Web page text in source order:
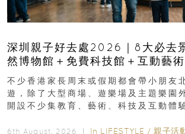
深圳親子好去處2026｜8大必去
然博物館＋免費科技館＋互動藝
齡、交通、門票、開放時間
不少香港家長周末或假期都會帶小朋友
遊，除了大型商場、遊樂場及主題樂園
開設不少集教育、藝術、科技及互動體
6th August, 2026 ｜ In LIFESTYLE / 親子活